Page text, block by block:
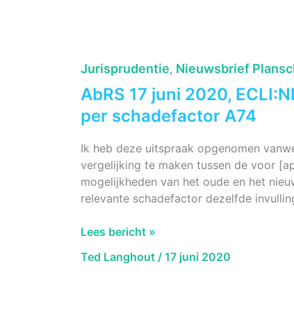
voorzienbaarheid
Zundert
Jurisprudentie, Nieuwsbrief
AbRS 17 juni 2020,
per schadefactor A74
Ik heb deze uitspraak opgenomen
vergelijking te maken tussen de voor
mogelijkheden van het oude en het
relevante schadefactor dezelfde
AbRS
juni
Lees bericht »
Ted Langhout / 17 juni 2020